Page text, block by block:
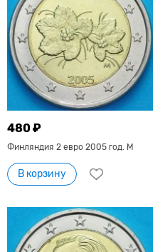
480 ₽
Финляндия 2 евро 2005 год. М
В корзину